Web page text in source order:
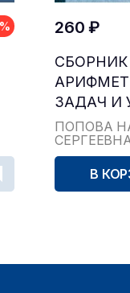
260 ₽
СБОРНИК
ЗАДАЧ И
ДЛЯ НА...
ПОПОВА
В